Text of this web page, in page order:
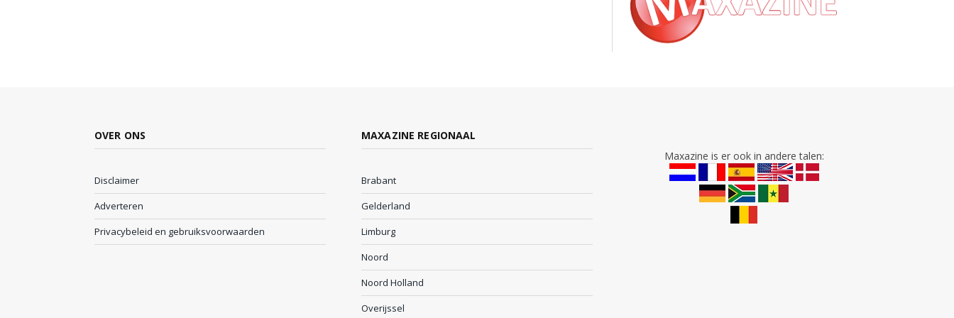
OVER ONS
Disclaimer
Adverteren
Privacybeleid en gebruiksvoorwaarden
MAXAZINE REGIONAAL
Brabant
Gelderland
Limburg
Noord
Noord Holland
Overijssel
Maxazine is er ook in andere talen: